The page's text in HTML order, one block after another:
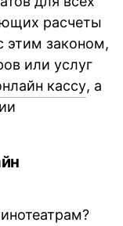
расчеты
этим законом,
или услуг
кассу, а